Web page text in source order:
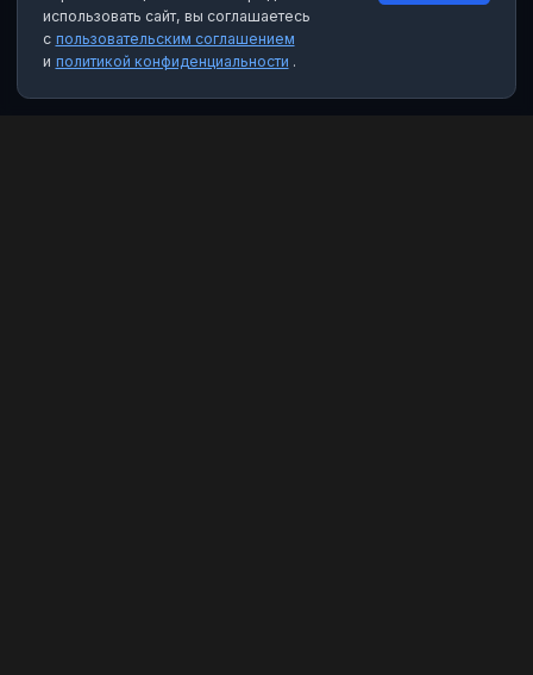
использовать сайт, вы соглашаетесь
с пользовательским соглашением
и политикой конфиденциальности .